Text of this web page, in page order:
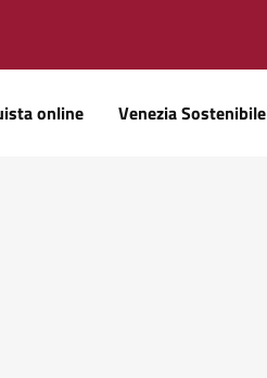
online Venezia Sostenibile